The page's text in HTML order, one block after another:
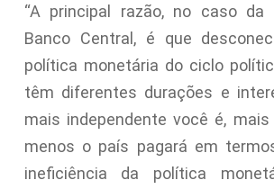
“A principal razão, no caso da
Banco Central, é que
política monetária do ciclo
têm diferentes durações e
mais independente você é,
menos o país pagará em
ineficiência da política